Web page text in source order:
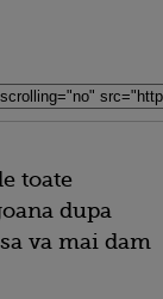
toate
dupa
va mai dam